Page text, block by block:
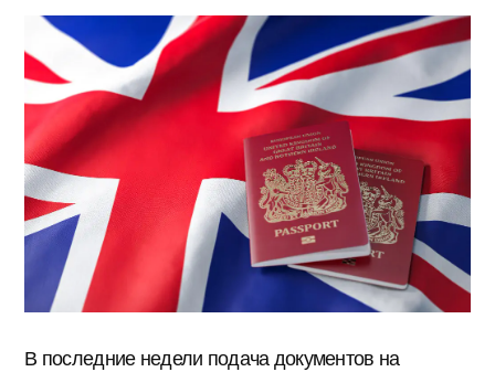
В последние недели подача документов на